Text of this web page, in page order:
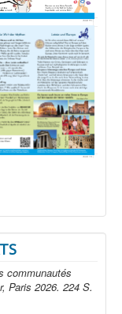
communautés
Paris 2026. 224 S.